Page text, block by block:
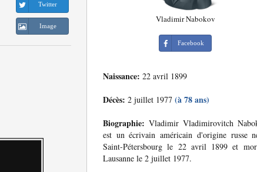
Twitter
Image
Vladimir Nabokov
Facebook
Naissance: 22 avril 1899
Décès: 2 juillet 1977 (à 78 ans)
Biographie: Vladimir Vladimirovitch
est un écrivain américain d'origine russe
Saint-Pétersbourg le 22 avril 1899 et
Lausanne le 2 juillet 1977.